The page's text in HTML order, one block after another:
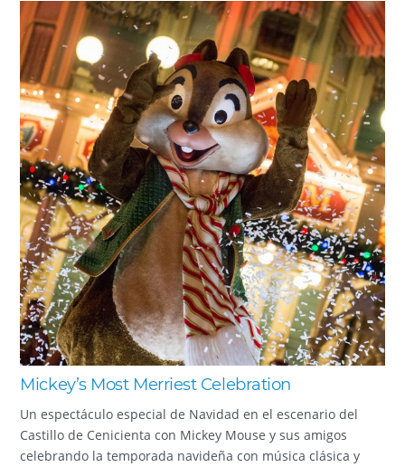
Mickey’s Most Merriest Celebration
Un espectáculo especial de Navidad en el escenario del
Castillo de Cenicienta con Mickey Mouse y sus amigos
celebrando la temporada navideña con música clásica y